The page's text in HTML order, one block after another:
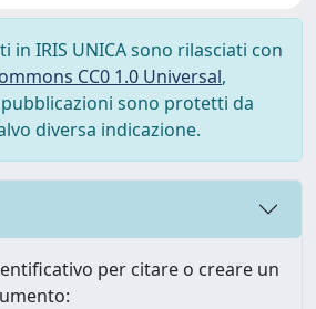
in IRIS UNICA sono rilasciati con
CC0 1.0 Universal,
sono protetti da
diversa indicazione.
per citare o creare un